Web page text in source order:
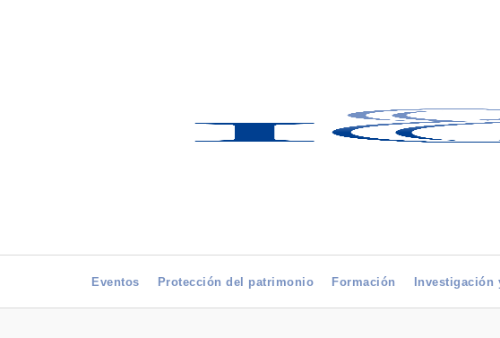
Eventos Protección del patrimonio Formación Investigación